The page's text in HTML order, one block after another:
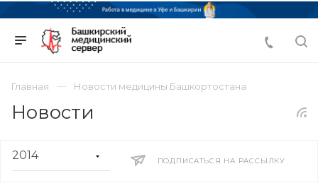
Главная Новости медицины Башкортостана
Новости
ПОДПИСАТЬСЯ НА РАССЫЛКУ